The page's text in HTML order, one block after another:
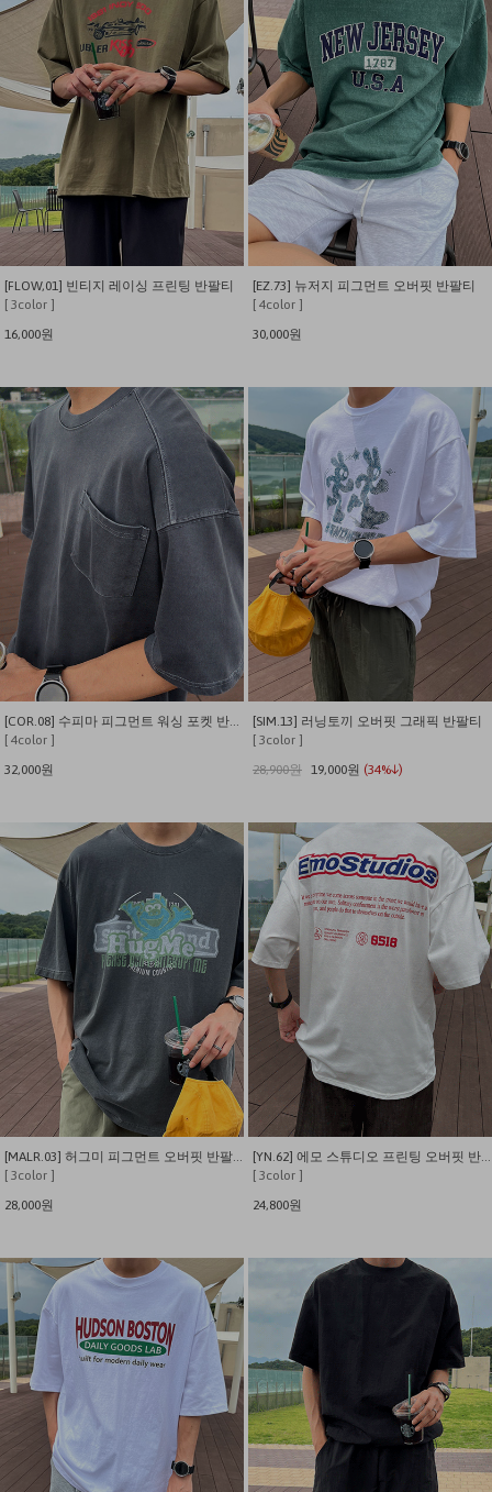
[FLOW,01] 빈티지 레이싱 프린팅 반팔티
[ 3color ]
16,000원
[EZ.73] 뉴저지 피그먼트 오버핏 반팔티
[ 4color ]
30,000원
[COR.08] 수피마 피그먼트 워싱 포켓 반팔티
[ 4color ]
32,000원
[SIM.13] 러닝토끼 오버핏 그래픽 반팔티
[ 3color ]
28,900원 19,000원 (34%↓)
[MALR.03] 허그미 피그먼트 오버핏 반팔티
[ 3color ]
28,000원
[YN.62] 에모 스튜디오 프린팅 오버핏 반팔티
[ 3color ]
24,800원